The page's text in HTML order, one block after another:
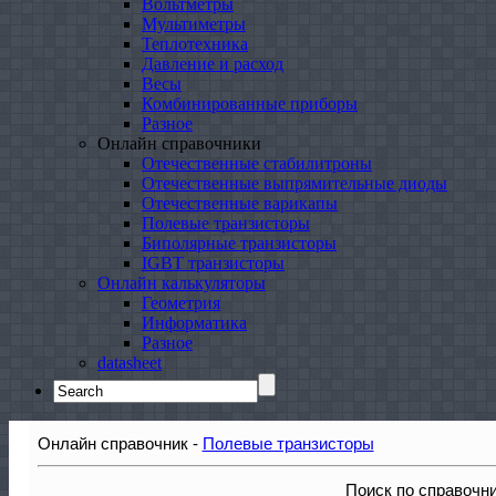
Вольтметры
Мультиметры
Теплотехника
Давление и расход
Весы
Комбинированные приборы
Разное
Онлайн справочники
Отечественные стабилитроны
Отечественные выпрямительные диоды
Отечественные варикапы
Полевые транзисторы
Биполярные транзисторы
IGBT транзисторы
Онлайн калькуляторы
Геометрия
Информатика
Разное
datasheet
Search
for:
Онлайн справочник - Полевые транзисторы
Поиск по